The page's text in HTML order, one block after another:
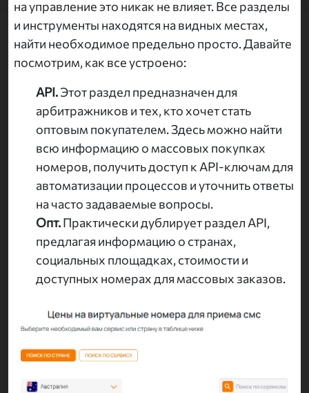
на управление это никак не влияет. Все разделы
и инструменты находятся на видных местах,
найти необходимое предельно просто. Давайте
посмотрим, как все устроено:
API.Этот раздел предназначен для
арбитражников и тех, кто хочет стать
оптовым покупателем. Здесь можно найти
всю информацию о массовых покупках
номеров, получить доступ к API-ключам для
автоматизации процессов и уточнить ответы
на часто задаваемые вопросы.
Опт.Практически дублирует раздел API,
предлагая информацию о странах,
социальных площадках, стоимости и
доступных номерах для массовых заказов.